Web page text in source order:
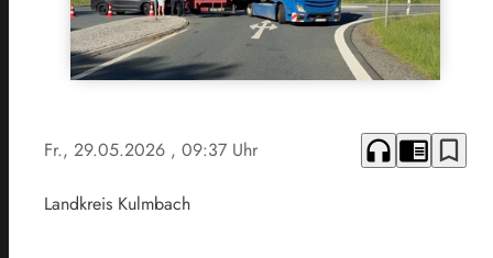
Fr., 29.05.2026 , 09:37 Uhr headphones chrome_reader_mode bookmark_border
Landkreis Kulmbach